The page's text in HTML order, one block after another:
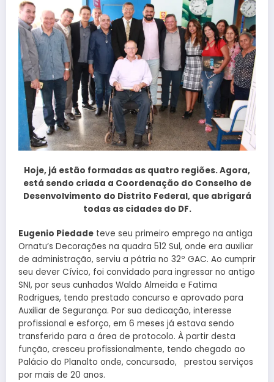
Hoje, já estão formadas as quatro regiões. Agora,
está sendo criada a Coordenação do Conselho de
Desenvolvimento do Distrito Federal, que abrigará
todas as cidades do DF.
Eugenio Piedade teve seu primeiro emprego na antiga
Ornatu’s Decorações na quadra 512 Sul, onde era auxiliar
de administração, serviu a pátria no 32º GAC. Ao cumprir
seu dever Cívico, foi convidado para ingressar no antigo
SNI, por seus cunhados Waldo Almeida e Fatima
Rodrigues, tendo prestado concurso e aprovado para
Auxiliar de Segurança. Por sua dedicação, interesse
profissional e esforço, em 6 meses já estava sendo
transferido para a área de protocolo. À partir desta
função, cresceu profissionalmente, tendo chegado ao
Palácio do Planalto onde, concursado, prestou serviços
por mais de 20 anos.